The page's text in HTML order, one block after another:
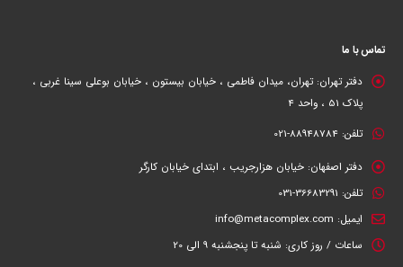
تماس با ما
دفتر تهران: تهران، میدان فاطمی ، خیابان بیستون ، خیابان بوعلی سینا غربی ،
پلاک 51 ، واحد 4
تلفن: 88948784-021
دفتر اصفهان: خیابان هزارجریب ، ابتدای خیابان کارگر
تلفن: 36683291-031
ایمیل: info@metacomplex.com
ساعات / روز کاری: شنبه تا پنجشنبه 9 الی 20